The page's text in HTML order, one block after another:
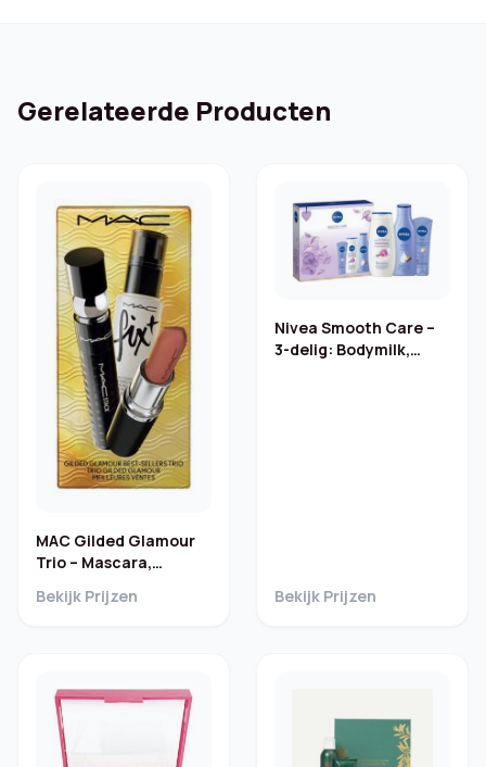
Gerelateerde Producten
MAC Gilded Glamour
Trio – Mascara,
Bekijk Prijzen
Nivea Smooth Care –
3-delig: Bodymilk,
Bekijk Prijzen